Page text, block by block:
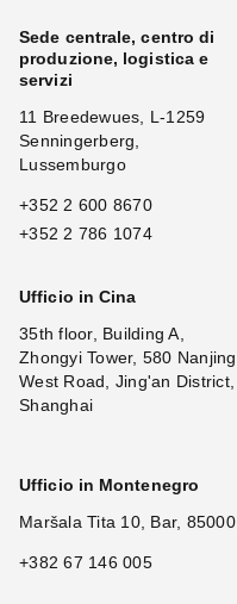
Sede centrale, centro di
produzione, logistica e
servizi
11 Breedewues, L-1259
Senningerberg,
Lussemburgo
+352 2 600 8670
+352 2 786 1074
Ufficio in Cina
35th floor, Building A,
Zhongyi Tower, 580 Nanjing
West Road, Jing'an District,
Shanghai
Ufficio in Montenegro
Maršala Tita 10, Bar, 85000
+382 67 146 005